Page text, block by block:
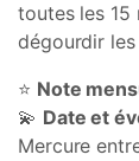
toutes les 15
dégourdir les
⭐ Note
💫 Date et
Mercure